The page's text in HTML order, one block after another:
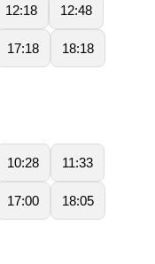
12:18 12:48
17:18 18:18
10:28 11:33
17:00 18:05